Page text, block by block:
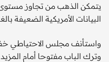
البيانات الأمريكية الضعيفة
واستأنف مجلس الاحتياطي
وترك الباب مفتوحا أمام